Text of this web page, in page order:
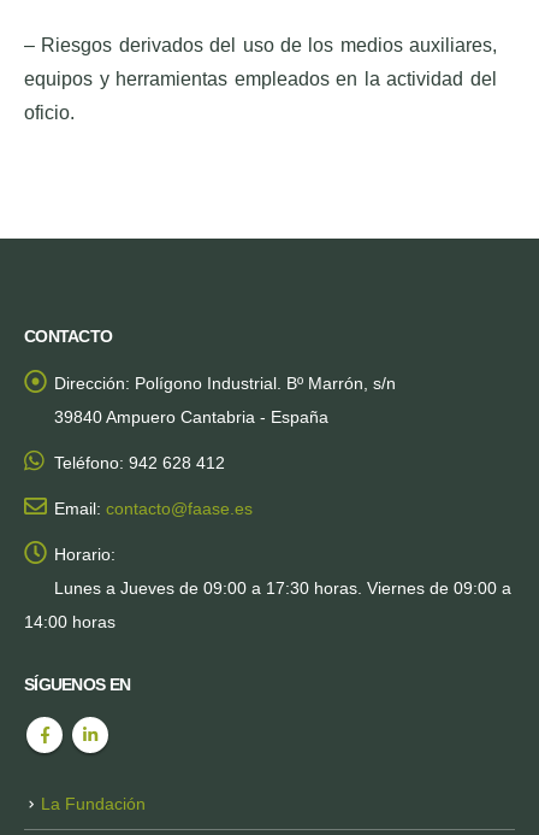
– Riesgos derivados del uso de los medios auxiliares,
equipos y herramientas empleados en la actividad del
oficio.
CONTACTO
Dirección: Polígono Industrial. Bº Marrón, s/n
39840 Ampuero Cantabria - España
Teléfono: 942 628 412
Email: contacto@faase.es
Horario:
Lunes a Jueves de 09:00 a 17:30 horas. Viernes de 09:00 a
14:00 horas
SÍGUENOS EN
La Fundación